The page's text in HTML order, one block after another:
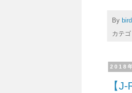
By
カテ
2018
【